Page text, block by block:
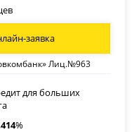
Лиц.№963
заявка
для больших
414%